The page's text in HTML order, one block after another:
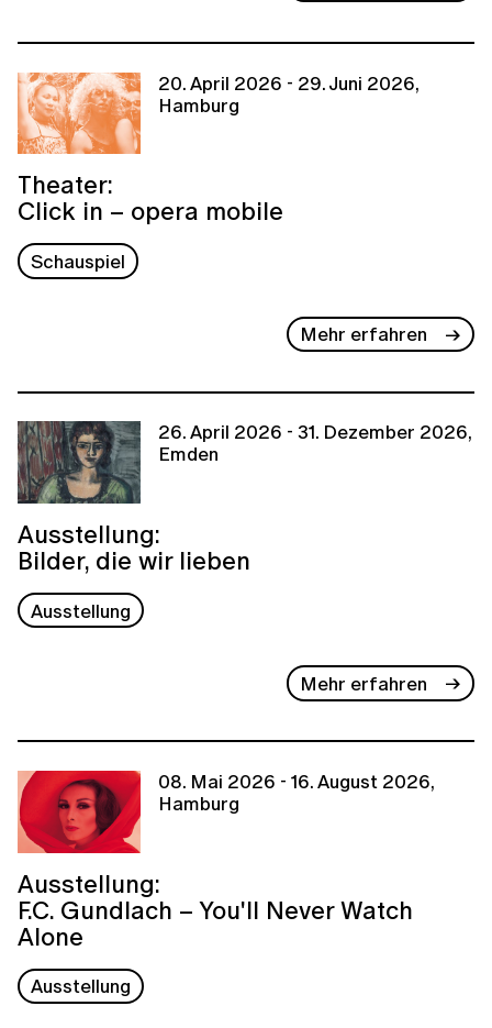
20. April 2026 - 29. Juni 2026,
Hamburg
Theater:
Click in – opera mobile
Schauspiel
Mehr erfahren
26. April 2026 - 31. Dezember 2026,
Emden
Ausstellung:
Bilder, die wir lieben
Ausstellung
Mehr erfahren
08. Mai 2026 - 16. August 2026,
Hamburg
Ausstellung:
F.C. Gundlach – You'll Never Watch
Alone
Ausstellung